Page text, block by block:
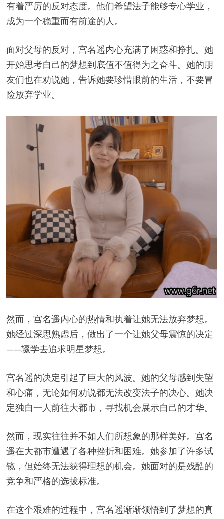
有着严厉的反对态度。他们希望法子能够专心学业，
成为一个稳重而有前途的人。
面对父母的反对，宫名遥内心充满了困惑和挣扎。她
开始思考自己的梦想到底值不值得为之奋斗。她的朋
友们也在劝说她，告诉她要珍惜眼前的生活，不要冒
险放弃学业。
然而，宫名遥内心的热情和执着让她无法放弃梦想。
她经过深思熟虑后，做出了一个让她父母震惊的决定
——辍学去追求明星梦想。
宫名遥的决定引起了巨大的风波。她的父母感到失望
和心痛，无论如何劝说都无法改变法子的决心。她决
定独自一人前往大都市，寻找机会展示自己的才华。
然而，现实往往并不如人们所想象的那样美好。宫名
遥在大都市遭遇了各种挫折和困难。她参加了许多试
镜，但始终无法获得理想的机会。她面对的是残酷的
竞争和严格的选拔标准。
在这个艰难的过程中，宫名遥渐渐领悟到了梦想的真